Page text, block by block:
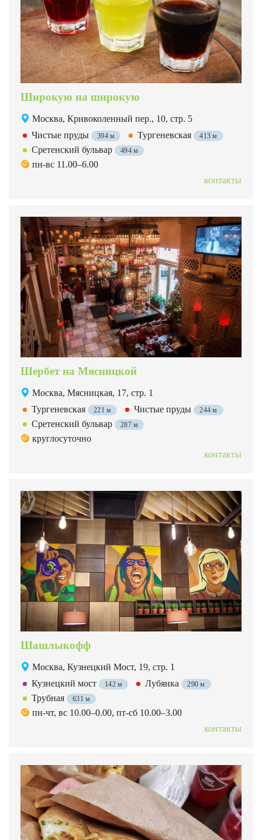
Широкую на широкую
Москва, Кривоколенный пер., 10, стр. 5
Чистые пруды
394 м Тургеневская 413 м
Сретенский бульвар 494 м
пн-вс 11.00–6.00
контакты
Шербет на Мясницкой
Москва, Мясницкая, 17, стр. 1
Тургеневская
221 м Чистые пруды 244 м
Сретенский бульвар 287 м
круглосуточно
контакты
Шашлыкофф
Москва, Кузнецкий Мост, 19, стр. 1
Кузнецкий мост
142 м Лубянка 290 м
Трубная 631 м
пн-чт, вс 10.00–0.00, пт-сб 10.00–3.00
контакты